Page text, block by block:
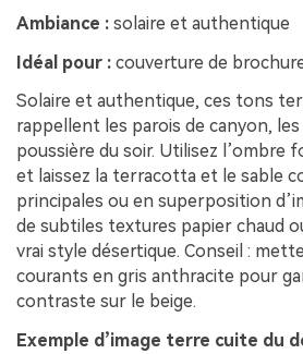
Ambiance : solaire et authentique
Idéal pour : couverture de
Solaire et authentique, ces tons
rappellent les parois de canyon,
poussière du soir. Utilisez l’ombre
et laissez la terracotta et le sable
principales ou en superposition
de subtiles textures papier chaud
vrai style désertique. Conseil :
courants en gris anthracite pour
contraste sur le beige.
Exemple d’image terre cuite du